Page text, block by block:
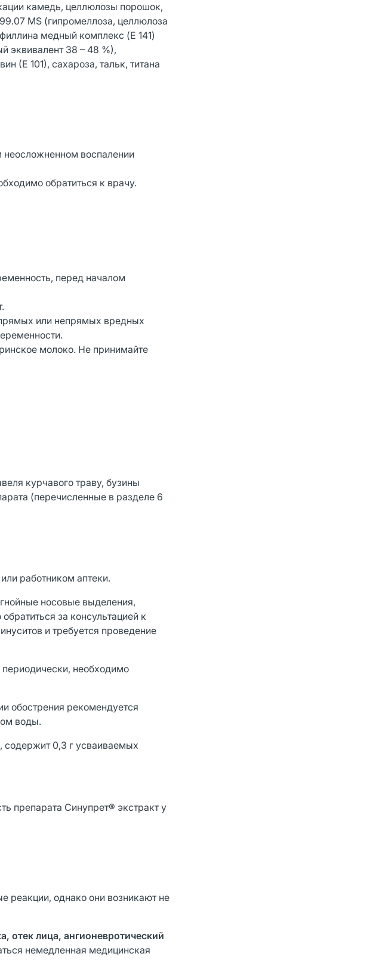
камедь, целлюлозы порошок,
MS (гипромеллоза, целлюлоза
медный комплекс (E 141)
эквивалент 38 – 48 %),
(Е 101), сахароза, тальк, титана
неосложненном воспалении
обратиться к врачу.
перед началом
или непрямых вредных
молоко. Не принимайте
курчавого траву, бузины
(перечисленные в разделе 6
работником аптеки.
носовые выделения,
за консультацией к
и требуется проведение
необходимо
обострения рекомендуется
воды.
содержит 0,3 г усваиваемых
препарата Синупрет® экстракт у
реакции, однако они возникают не
отек лица, ангионевротический
немедленная медицинская